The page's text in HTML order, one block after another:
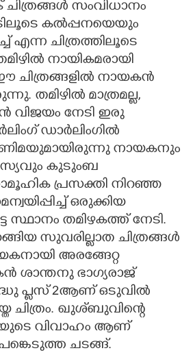
ചിത്രങ്ങൾ സംവിധാനം
കൽപ്പനയെയും
എന്ന ചിത്രത്തിലൂടെ
നായികമരായി
ചിത്രങ്ങളിൽ നായകൻ
തമിഴിൽ മാത്രമല്ല,
വിജയം നേടി ഇരു
ഡാർലിംഗിൽ
നായകനും
കുടുംബ
പ്രസക്തി നിറഞ്ഞ
ഒരുക്കിയ
സ്ഥാനം തമിഴകത്ത് നേടി.
സുവരില്ലാത ചിത്രങ്ങൾ
അരങ്ങേറ്റ
ശാന്തനു ഭാഗ്യരാജ്
പ്ളസ് 2ആണ് ഒടുവിൽ
ചിത്രം. ഖുശ്ബുവിന്റെ
വിവാഹം ആണ്
ചടങ്ങ്.